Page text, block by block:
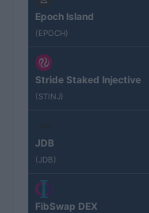
Epoch Island
(EPOCH)
Stride Staked Injective
(STINJ)
JDB
(JDB)
FibSwap DEX